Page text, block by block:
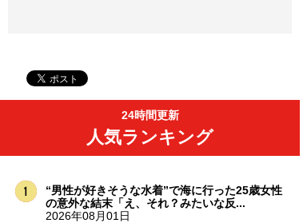
24時間更新
人気ランキング
“男性が好きそうな水着”で海に行った25歳女性
の意外な結末「え、それ？みたいな反...
2026年08月01日